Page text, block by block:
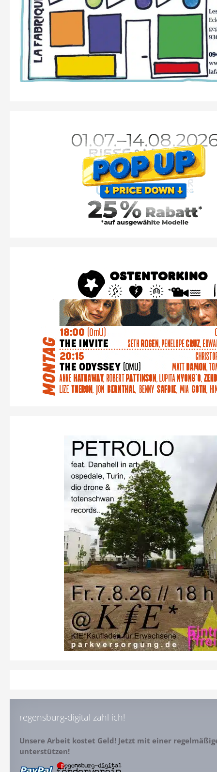
regensburg-digital zahl ich!
Unsere Arbeit kostet Geld! Jetzt mit einer
unterstützen!